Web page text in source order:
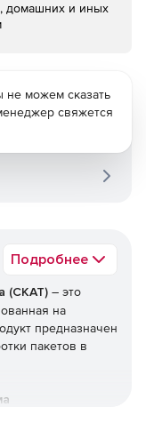
домашних и иных
Подробнее
(СКАТ) – это
на
предназначен
пакетов в
не можем сказать
свяжется